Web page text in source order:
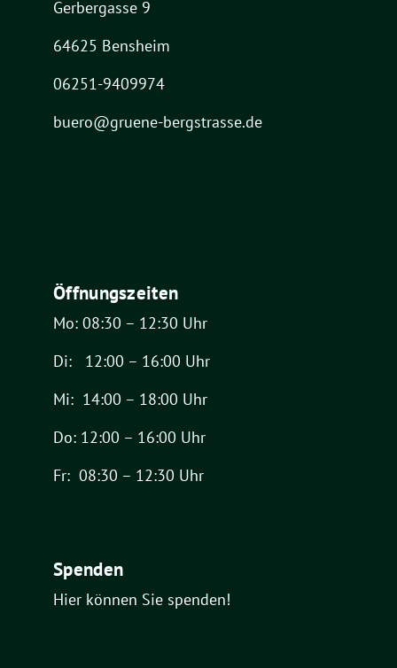
Gerbergasse 9
64625 Bensheim
06251-9409974
buero@gruene-bergstrasse.de
Öffnungszeiten
Mo: 08:30 – 12:30 Uhr
Di: 12:00 – 16:00 Uhr
Mi: 14:00 – 18:00 Uhr
Do: 12:00 – 16:00 Uhr
Fr: 08:30 – 12:30 Uhr
Spenden
Hier können Sie spenden!